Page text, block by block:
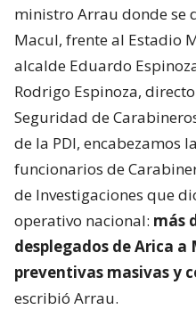
ministro Arrau donde se
Macul, frente al Estadio
alcalde Eduardo
Rodrigo Espinoza,
Seguridad de
de la PDI, encabezamos
funcionarios de
de Investigaciones que
operativo nacional: más
desplegados de Arica
preventivas masivas y
escribió Arrau.